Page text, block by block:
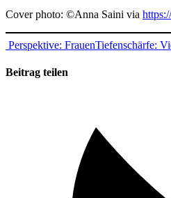
Cover photo: ©Anna Saini via
Beitragsnavigation
Perspektive: FrauenTiefenschärfe:
Beitrag teilen